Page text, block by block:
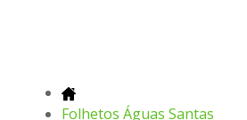
Folhetos Águas Santas